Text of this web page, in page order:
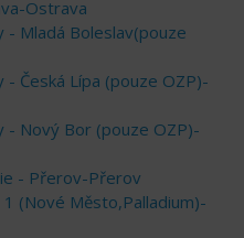
Ostrava
Mladá Boleslav(pouze
Česká Lípa (pouze OZP)-
- Nový Bor (pouze OZP)-
- Přerov-Přerov
(Nové Město,Palladium)-